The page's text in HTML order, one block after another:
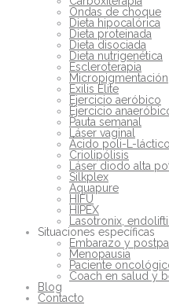
Ondas de choque
Dieta hipocalórica
Dieta proteinada
Dieta disociada
Dieta nutrigenética
Escleroterapia
Micropigmentación
Exilis Elite
Ejercicio aeróbico
Ejercicio
Pauta semanal
Láser vaginal
Ácido poli-L-láctico
Criolipólisis
Láser diodo alta
Silkplex
Aquapure
HIFU
HIPEX
Lasotronix,
Situaciones específicas
Embarazo y
Menopausia
Paciente
Coach en salud y
Blog
Contacto